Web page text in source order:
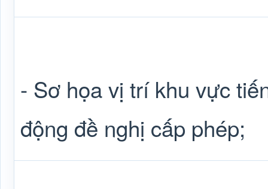
- Sơ họa vị trí khu vực
động đề nghị cấp phép;